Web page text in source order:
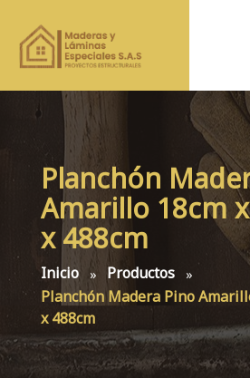
Planchón
Amarillo 18cm
x 488cm
Inicio
Productos
Planchón Madera Pino
x 488cm